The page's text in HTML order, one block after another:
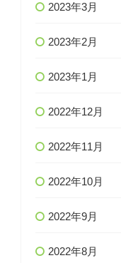
2023年3月
2023年2月
2023年1月
2022年12月
2022年11月
2022年10月
2022年9月
2022年8月